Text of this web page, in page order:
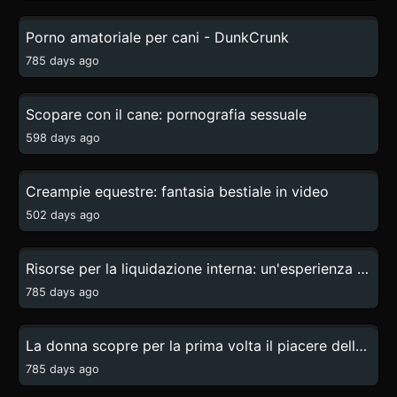
Porno amatoriale per cani - DunkCrunk
785 days ago
34:26
Scopare con il cane: pornografia sessuale
598 days ago
0:25
Creampie equestre: fantasia bestiale in video
502 days ago
2:20
Risorse per la liquidazione interna: un'esperienza bestiale unica
785 days ago
2:09
La donna scopre per la prima volta il piacere della bestialita
785 days ago
0:31